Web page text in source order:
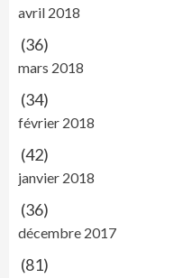
avril 2018
(36)
mars 2018
(34)
février 2018
(42)
janvier 2018
(36)
décembre 2017
(81)